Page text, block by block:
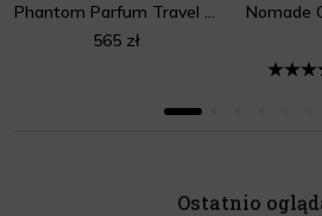
Phantom Parfum Travel Set
565 zł
Ostatnio